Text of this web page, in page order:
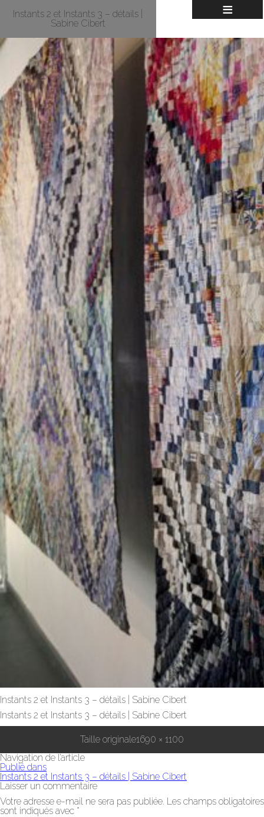
≡
Instants 2 et Instants 3 – détails |
Sabine Cibert
Instants 2 et Instants 3 – détails | Sabine Cibert
Instants 2 et Instants 3 – détails | Sabine Cibert
Taille originale1690 × 1100
Navigation de l’article
Publié dans
Instants 2 et Instants 3 – détails | Sabine Cibert
Laisser un commentaire
Votre adresse e-mail ne sera pas publiée. Les champs obligatoires
sont indiqués avec *